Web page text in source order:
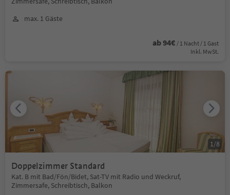
max. 1 Gäste
ab 94€ / 1 Nacht / 1 Gast
Inkl. MwSt.
Doppelzimmer Standard
Kat. B mit Bad/Fön/Bidet, Sat-TV mit Radio und Weckruf,
Zimmersafe, Schreibtisch, Balkon
1/8